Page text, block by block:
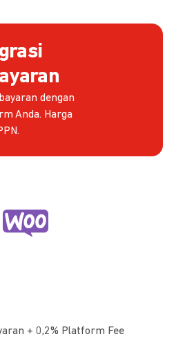
dengan
Anda. Harga
+ 0,2% Platform Fee